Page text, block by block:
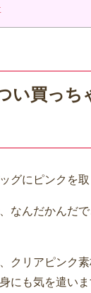
い買っ
グにピンクを
なんだかんだ
、クリアピンク
にも気を遣い